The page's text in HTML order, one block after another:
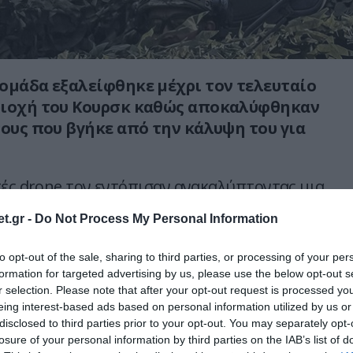
- Do Not Process My Personal Information
opt-out of the sale, sharing to third parties, or processing of your
for targeted advertising by us, please use the below opt-out
selection. Please note that after your opt-out request is processed
interest-based ads based on personal information utilized by us
to third parties prior to your opt-out. You may separately
of your personal information by third parties on the IAB’s list of
εξαλείφθηκε μέχρι τον τελευταίο
του Κουρσκ καθώς αποκαλύφθηκαν
που βγήκε από την κάλυψη του για
drone τον εντόπισαν ανακαλύπτοντας μια
που έφτασε για υποστήριξη